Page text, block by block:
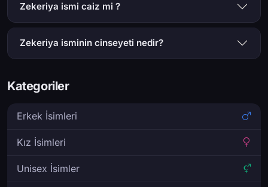
Zekeriya ismi caiz mi ?
Zekeriya isminin cinseyeti nedir?
Kategoriler
Erkek İsimleri
Kız İsimleri
Unisex İsimler